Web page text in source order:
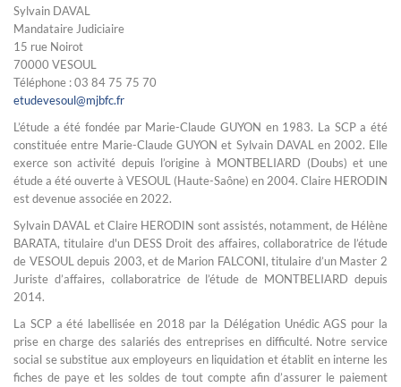
Sylvain DAVAL
Mandataire Judiciaire
15 rue Noirot
70000 VESOUL
Téléphone : 03 84 75 75 70
etudevesoul@mjbfc.fr
L’étude a été fondée par Marie-Claude GUYON en 1983. La SCP a été
constituée entre Marie-Claude GUYON et Sylvain DAVAL en 2002. Elle
exerce son activité depuis l’origine à MONTBELIARD (Doubs) et une
étude a été ouverte à VESOUL (Haute-Saône) en 2004. Claire HERODIN
est devenue associée en 2022.
Sylvain DAVAL et Claire HERODIN sont assistés, notamment, de Hélène
BARATA, titulaire d'un DESS Droit des affaires, collaboratrice de l’étude
de VESOUL depuis 2003, et de Marion FALCONI, titulaire d’un Master 2
Juriste d’affaires, collaboratrice de l’étude de MONTBELIARD depuis
2014.
La SCP a été labellisée en 2018 par la Délégation Unédic AGS pour la
prise en charge des salariés des entreprises en difficulté. Notre service
social se substitue aux employeurs en liquidation et établit en interne les
fiches de paye et les soldes de tout compte afin d’assurer le paiement